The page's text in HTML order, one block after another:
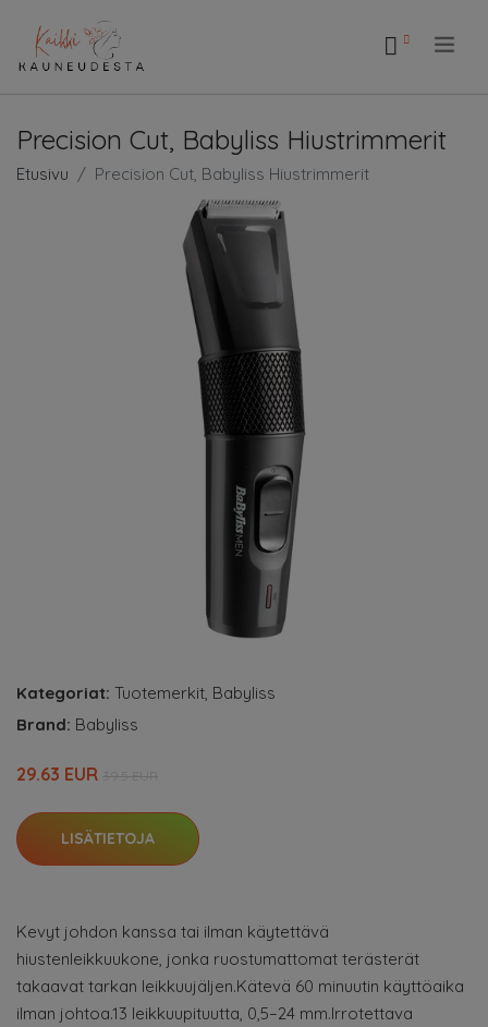
Precision Cut, Babyliss Hiustrimmerit
Etusivu Precision Cut, Babyliss Hiustrimmerit
Kategoriat: Tuotemerkit, Babyliss
Brand: Babyliss
29.63 EUR
LISÄTIETOJA
Kevyt johdon kanssa tai ilman käytettävä
hiustenleikkuukone, jonka ruostumattomat terästerät
takaavat tarkan leikkuujäljen.Kätevä 60 minuutin käyttöaika
ilman johtoa.13 leikkuupituutta, 0,5–24 mm.Irrotettava